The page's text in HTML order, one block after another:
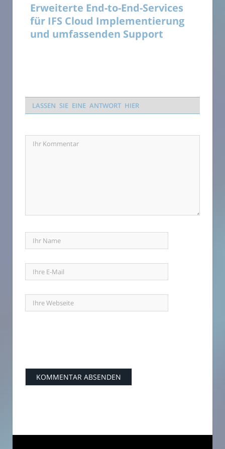
Erweiterte End-to-End-Services
für IFS Cloud Implementierung
und umfassenden Support
LASSEN SIE EINE ANTWORT HIER